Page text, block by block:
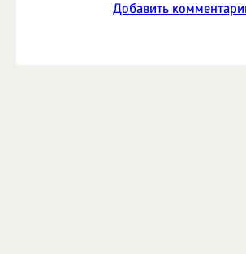
Добавить